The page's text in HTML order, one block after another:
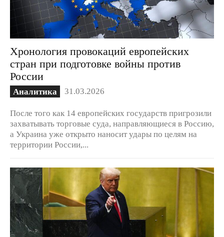
Хронология провокаций европейских
стран при подготовке войны против
России
Аналитика 31.03.2026
После того как 14 европейских государств пригрозили
захватывать торговые суда, направляющиеся в Россию,
а Украина уже открыто наносит удары по целям на
территории России,...